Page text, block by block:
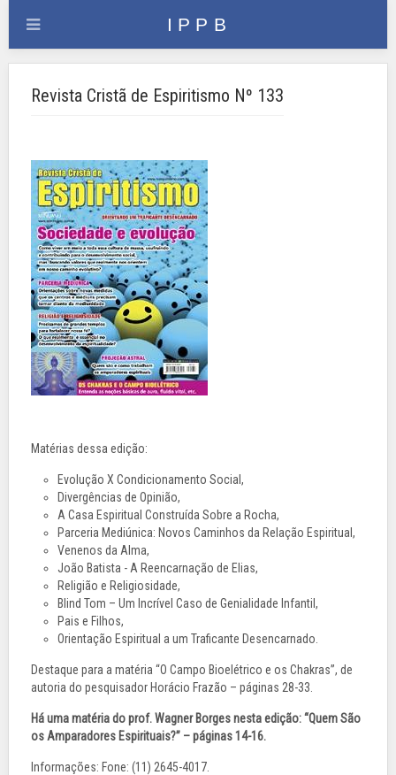
Revista Cristã de Espiritismo Nº 133
Matérias dessa edição:
Evolução X Condicionamento Social,
Divergências de Opinião,
A Casa Espiritual Construída Sobre a Rocha,
Parceria Mediúnica: Novos Caminhos da Relação Espiritual,
Venenos da Alma,
João Batista - A Reencarnação de Elias,
Religião e Religiosidade,
Blind Tom – Um Incrível Caso de Genialidade Infantil,
Pais e Filhos,
Orientação Espiritual a um Traficante Desencarnado.
Destaque para a matéria “O Campo Bioelétrico e os Chakras”, de
autoria do pesquisador Horácio Frazão – páginas 28-33.
Há uma matéria do prof. Wagner Borges nesta edição: “Quem São
os Amparadores Espirituais?” – páginas 14-16.
Informações: Fone: (11) 2645-4017.